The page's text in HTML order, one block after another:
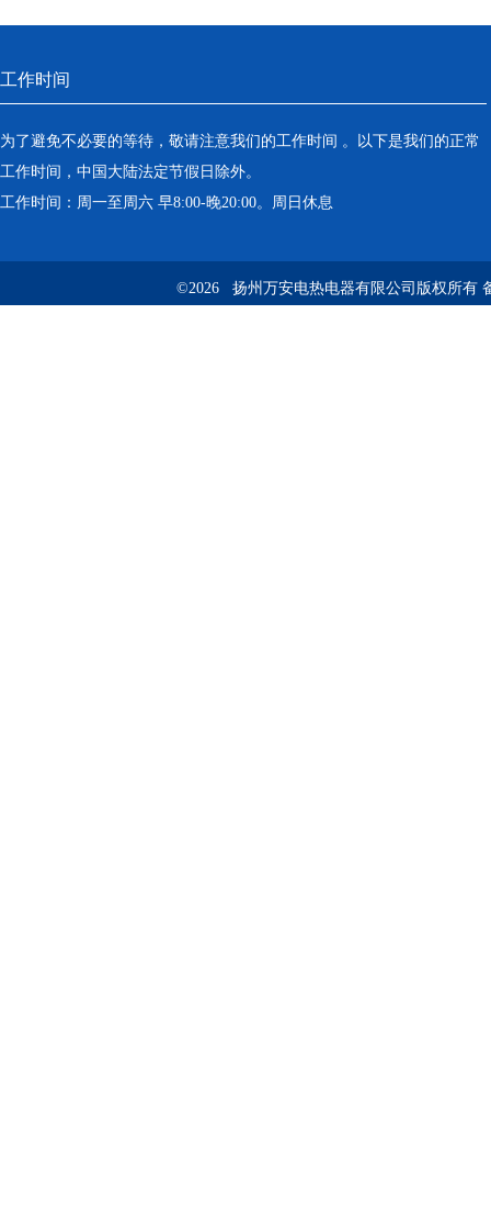
工作时间
为了避免不必要的等待，敬请注意我们的工作时间 。以下是我们的正常
工作时间，中国大陆法定节假日除外。
工作时间：周一至周六 早8:00-晚20:00。周日休息
©2026 扬州万安电热电器有限公司版权所有